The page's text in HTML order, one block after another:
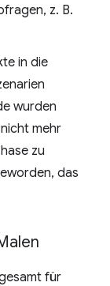
z. B.
in die
wurden
mehr
zu
das
für